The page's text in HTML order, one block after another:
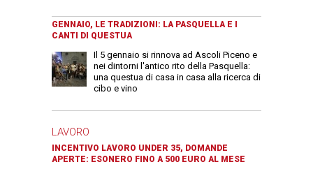
GENNAIO, LE TRADIZIONI: LA PASQUELLA E I
CANTI DI QUESTUA
Il 5 gennaio si rinnova ad Ascoli Piceno e
nei dintorni l'antico rito della Pasquella:
una questua di casa in casa alla ricerca di
cibo e vino
LAVORO
INCENTIVO LAVORO UNDER 35, DOMANDE
APERTE: ESONERO FINO A 500 EURO AL MESE